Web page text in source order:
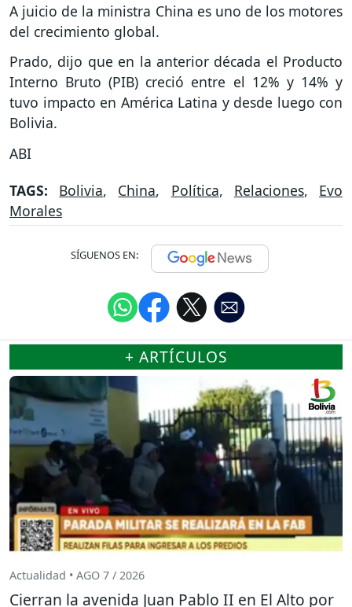
A juicio de la ministra China es uno de los motores
del crecimiento global.
Prado, dijo que en la anterior década el Producto
Interno Bruto (PIB) creció entre el 12% y 14% y
tuvo impacto en América Latina y desde luego con
Bolivia.
ABI
TAGS: Bolivia, China, Política, Relaciones, Evo
Morales
SÍGUENOS EN:
+ ARTÍCULOS
Actualidad • AGO 7 / 2026
Cierran la avenida Juan Pablo II en El Alto por